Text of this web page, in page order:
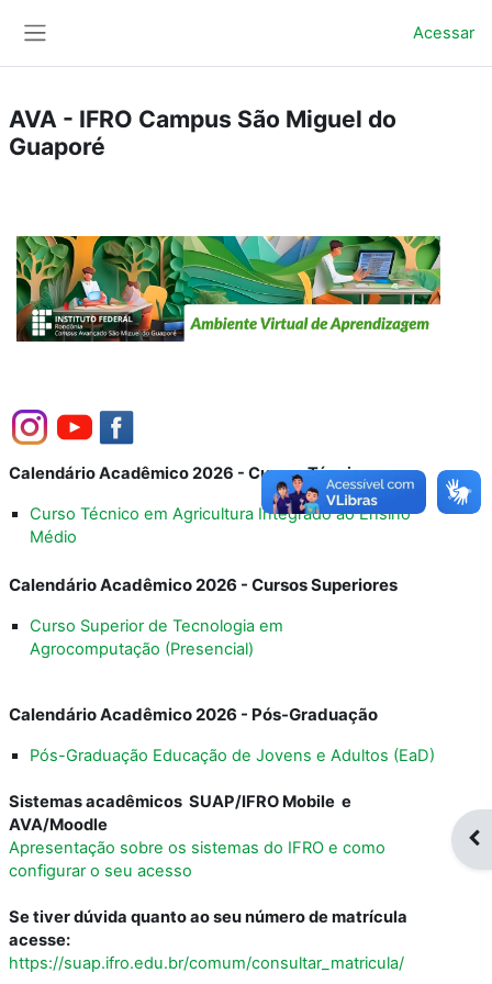
Acessar
AVA - IFRO Campus São Miguel do
Guaporé
Calendário Acadêmico 2026 - Cursos Técnicos
Curso Técnico em Agricultura Integrado ao Ensino
Médio
Calendário Acadêmico 2026 - Cursos Superiores
Curso Superior de Tecnologia em
Agrocomputação (Presencial)
Calendário Acadêmico 2026 - Pós-Graduação
Pós-Graduação Educação de Jovens e Adultos (EaD)
Sistemas acadêmicos SUAP/IFRO Mobile e
AVA/Moodle
Apresentação sobre os sistemas do IFRO e como
configurar o seu acesso
Se tiver dúvida quanto ao seu número de matrícula
acesse:
https://suap.ifro.edu.br/comum/consultar_matricula/